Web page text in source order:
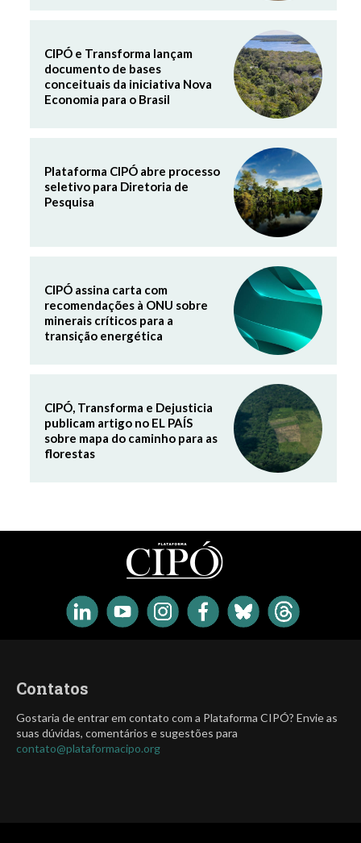
CIPÓ e Transforma lançam
documento de bases
conceituais da iniciativa Nova
Economia para o Brasil
Plataforma CIPÓ abre processo
seletivo para Diretoria de
Pesquisa
CIPÓ assina carta com
recomendações à ONU sobre
minerais críticos para a
transição energética
CIPÓ, Transforma e Dejusticia
publicam artigo no EL PAÍS
sobre mapa do caminho para as
florestas
Contatos
Gostaria de entrar em contato com a Plataforma CIPÓ? Envie as
suas dúvidas, comentários e sugestões para
contato@plataformacipo.org